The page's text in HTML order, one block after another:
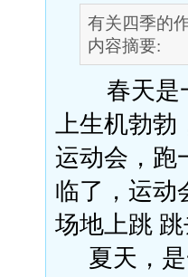
有关四季的
内容摘要:
春天是
上生机勃勃
运动会，跑
临了，运动
场地上跳 跳
夏天，